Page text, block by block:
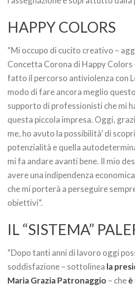
HAPPY COLORS
“Mi occupo di cucito creativo –
Concetta Corona di Happy Colors
fatto il percorso antiviolenza con
modo di fare ancora meglio
supporto di professionisti che mi
questa piccola impresa. Oggi,
me, ho avuto la possibilità’ di
potenzialità e quella
mi fa andare avanti bene. Il mio
avere una indipendenza
che mi porterà a perseguire
obiettivi”.
IL “SISTEMA”
“Dopo tanti anni di lavoro oggi
soddisfazione – sottolinea la
Maria Grazia Patronaggio – cheè